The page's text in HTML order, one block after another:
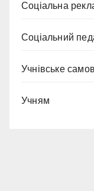
Соціальна
Соціальний
Учнівське
Учням